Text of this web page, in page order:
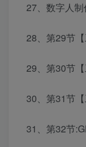
27、数字人
28、第29节
29、第30节
30、第31节
31、第32节